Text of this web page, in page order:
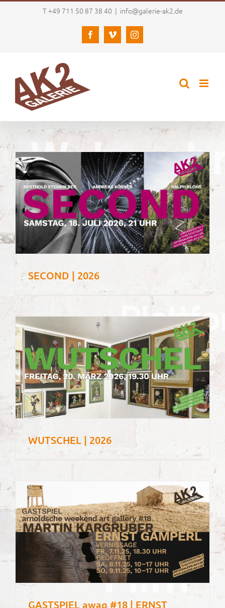
T +49 711 50 87 38 40 | info@galerie-ak2.de
FacebookVimeoInstagram
SECOND | 2026
WUTSCHEL | 2026
GASTSPIEL awag #18 | ERNST